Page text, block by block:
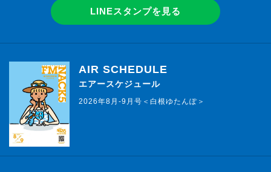
LINEスタンプを見る
AIR SCHEDULE
エアースケジュール
2026年8月-9月号＜白根ゆたんぽ＞